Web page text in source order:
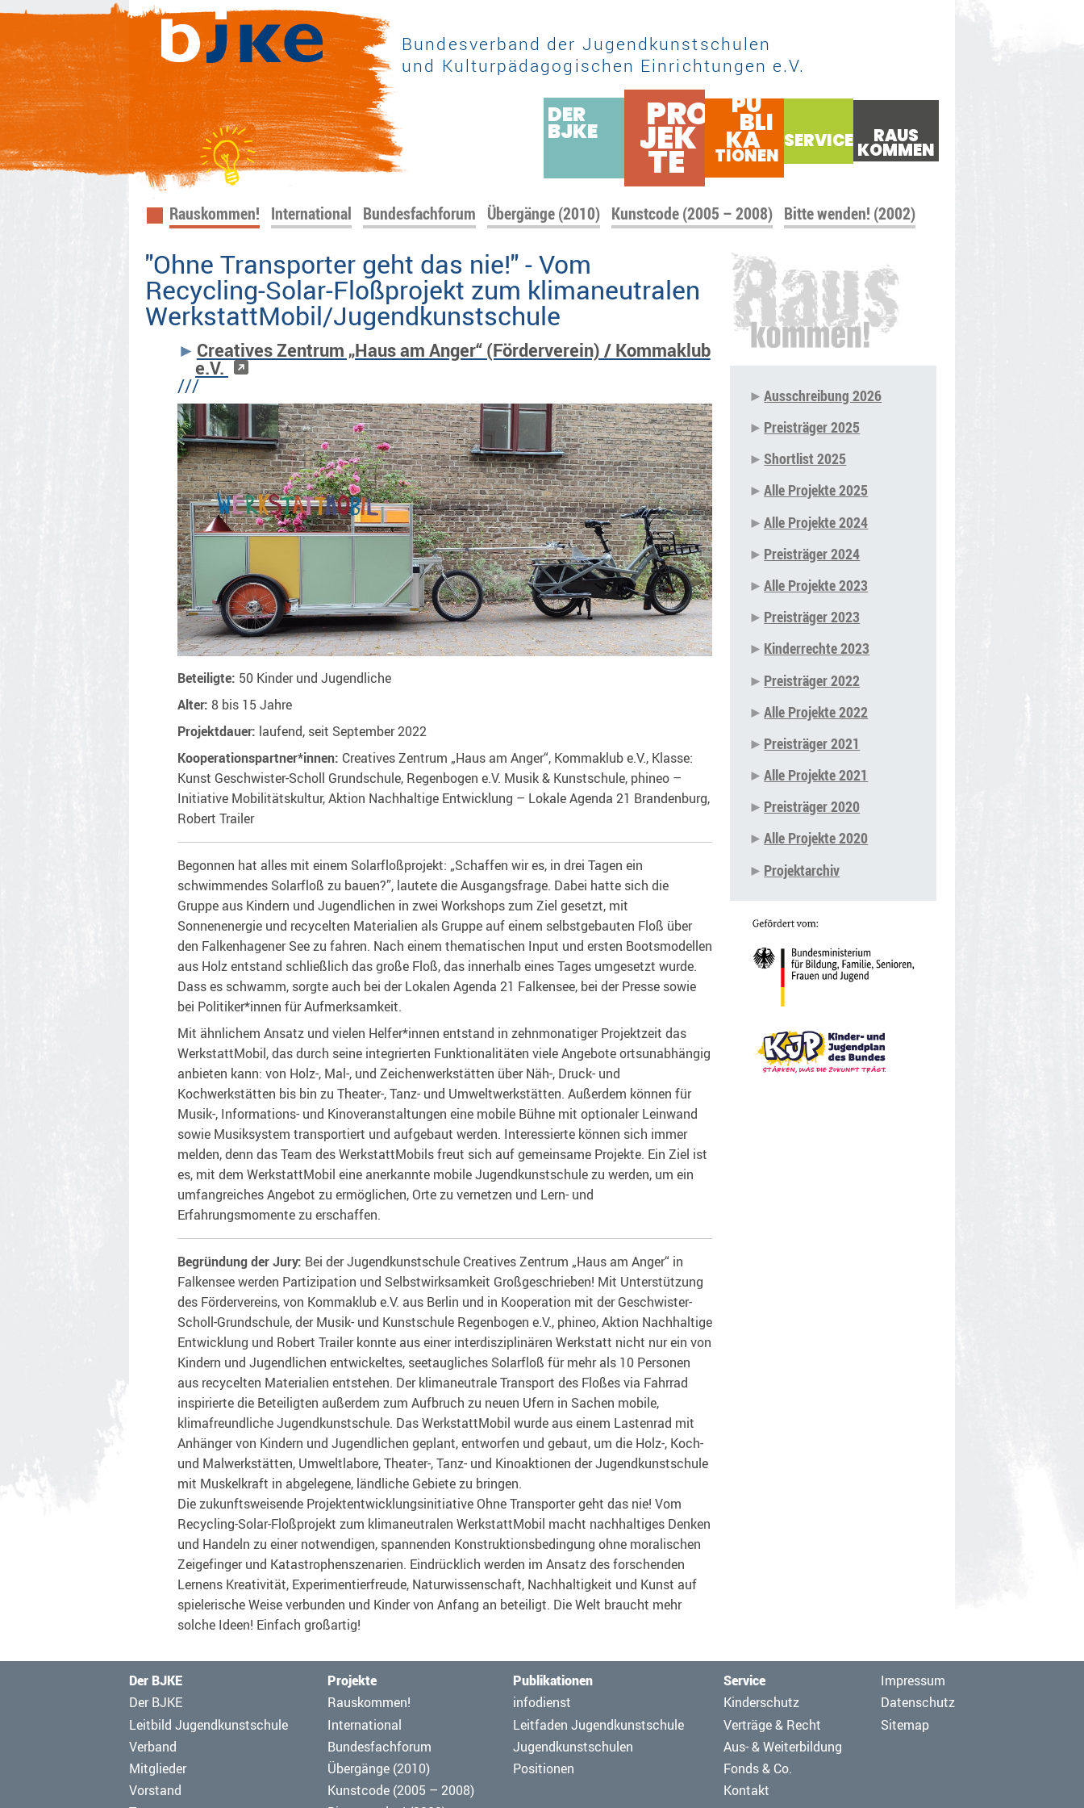
Bundesverband der Jugendkunstschulen
und Kulturpädagogischen Einrichtungen e.V.
DER
BJKE PRO
JEK
TE
PU
BLI
KA
TIONEN
SERVICE RAUS
KOMMEN
Navigation
Rauskommen! International Bundesfachforum Übergänge (2010) Kunstcode (2005 – 2008) Bitte wenden! (2002)
"Ohne Transporter geht das nie!" - Vom
Recycling-Solar-Floßprojekt zum klimaneutralen
WerkstattMobil/Jugendkunstschule
Creatives Zentrum „Haus am Anger“ (Förderverein) / Kommaklub
e.V.
///
Beteiligte: 50 Kinder und Jugendliche
Alter: 8 bis 15 Jahre
Projektdauer: laufend, seit September 2022
Kooperationspartner*innen: Creatives Zentrum „Haus am Anger“, Kommaklub e.V., Klasse:
Kunst Geschwister-Scholl Grundschule, Regenbogen e.V. Musik & Kunstschule, phineo –
Initiative Mobilitätskultur, Aktion Nachhaltige Entwicklung – Lokale Agenda 21 Brandenburg,
Robert Trailer
Begonnen hat alles mit einem Solarfloßprojekt: „Schaffen wir es, in drei Tagen ein
schwimmendes Solarfloß zu bauen?”, lautete die Ausgangsfrage. Dabei hatte sich die
Gruppe aus Kindern und Jugendlichen in zwei Workshops zum Ziel gesetzt, mit
Sonnenenergie und recycelten Materialien als Gruppe auf einem selbstgebauten Floß über
den Falkenhagener See zu fahren. Nach einem thematischen Input und ersten Bootsmodellen
aus Holz entstand schließlich das große Floß, das innerhalb eines Tages umgesetzt wurde.
Dass es schwamm, sorgte auch bei der Lokalen Agenda 21 Falkensee, bei der Presse sowie
bei Politiker*innen für Aufmerksamkeit.
Mit ähnlichem Ansatz und vielen Helfer*innen entstand in zehnmonatiger Projektzeit das
WerkstattMobil, das durch seine integrierten Funktionalitäten viele Angebote ortsunabhängig
anbieten kann: von Holz-, Mal-, und Zeichenwerkstätten über Näh-, Druck- und
Kochwerkstätten bis bin zu Theater-, Tanz- und Umweltwerkstätten. Außerdem können für
Musik-, Informations- und Kinoveranstaltungen eine mobile Bühne mit optionaler Leinwand
sowie Musiksystem transportiert und aufgebaut werden. Interessierte können sich immer
melden, denn das Team des WerkstattMobils freut sich auf gemeinsame Projekte. Ein Ziel ist
es, mit dem WerkstattMobil eine anerkannte mobile Jugendkunstschule zu werden, um ein
umfangreiches Angebot zu ermöglichen, Orte zu vernetzen und Lern- und
Erfahrungsmomente zu erschaffen.
Begründung der Jury: Bei der Jugendkunstschule Creatives Zentrum „Haus am Anger“ in
Falkensee werden Partizipation und Selbstwirksamkeit Großgeschrieben! Mit Unterstützung
des Fördervereins, von Kommaklub e.V. aus Berlin und in Kooperation mit der Geschwister-
Scholl-Grundschule, der Musik- und Kunstschule Regenbogen e.V., phineo, Aktion Nachhaltige
Entwicklung und Robert Trailer konnte aus einer interdisziplinären Werkstatt nicht nur ein von
Kindern und Jugendlichen entwickeltes, seetaugliches Solarfloß für mehr als 10 Personen
aus recycelten Materialien entstehen. Der klimaneutrale Transport des Floßes via Fahrrad
inspirierte die Beteiligten außerdem zum Aufbruch zu neuen Ufern in Sachen mobile,
klimafreundliche Jugendkunstschule. Das WerkstattMobil wurde aus einem Lastenrad mit
Anhänger von Kindern und Jugendlichen geplant, entworfen und gebaut, um die Holz-, Koch-
und Malwerkstätten, Umweltlabore, Theater-, Tanz- und Kinoaktionen der Jugendkunstschule
mit Muskelkraft in abgelegene, ländliche Gebiete zu bringen.
Die zukunftsweisende Projektentwicklungsinitiative Ohne Transporter geht das nie! Vom
Recycling-Solar-Floßprojekt zum klimaneutralen WerkstattMobil macht nachhaltiges Denken
und Handeln zu einer notwendigen, spannenden Konstruktionsbedingung ohne moralischen
Zeigefinger und Katastrophenszenarien. Eindrücklich werden im Ansatz des forschenden
Lernens Kreativität, Experimentierfreude, Naturwissenschaft, Nachhaltigkeit und Kunst auf
spielerische Weise verbunden und Kinder von Anfang an beteiligt. Die Welt braucht mehr
solche Ideen! Einfach großartig!
überspringen
Ausschreibung 2026
Preisträger 2025
Shortlist 2025
Alle Projekte 2025
Alle Projekte 2024
Preisträger 2024
Alle Projekte 2023
Preisträger 2023
Kinderrechte 2023
Preisträger 2022
Alle Projekte 2022
Preisträger 2021
Alle Projekte 2021
Preisträger 2020
Alle Projekte 2020
Projektarchiv
Der BJKE
Navigation
überspringen
Der BJKE
Leitbild Jugendkunstschule
Verband
Mitglieder
Vorstand
Projekte
Navigation
überspringen
Rauskommen!
International
Bundesfachforum
Übergänge (2010)
Kunstcode (2005 – 2008)
Publikationen
Navigation
überspringen
infodienst
Leitfaden Jugendkunstschule
Jugendkunstschulen
Positionen
Service
Navigation
Kinderschutz
Verträge & Recht
Aus- & Weiterbildung
Fonds & Co.
Kontakt
Navigation
überspringen
Impressum
Datenschutz
Sitemap